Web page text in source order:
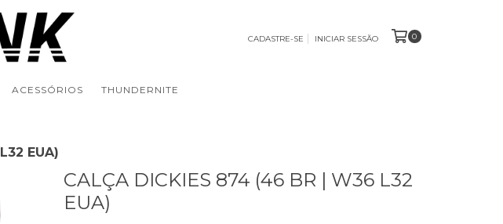
CADASTRE-SE INICIAR SESSÃO 0
ACESSÓRIOS THUNDERNITE
EUA)
CALÇA DICKIES 874 (46 BR | W36 L32
EUA)